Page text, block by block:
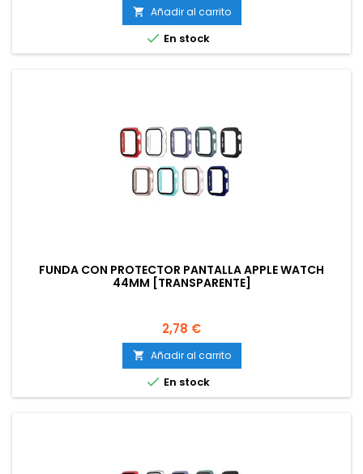
 Añadir al carrito
 En stock
FUNDA CON PROTECTOR PANTALLA APPLE WATCH
44MM [TRANSPARENTE]
Precio
2,78 €
 Añadir al carrito
 En stock